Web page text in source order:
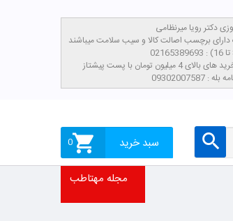
تومان با پست پیشتاز
سبد خرید 0
مجله مهتاطب